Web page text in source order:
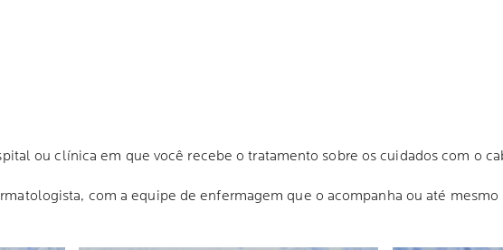
ou clínica em que você recebe o tratamento sobre os cuidados com o
com a equipe de enfermagem que o acompanha ou até